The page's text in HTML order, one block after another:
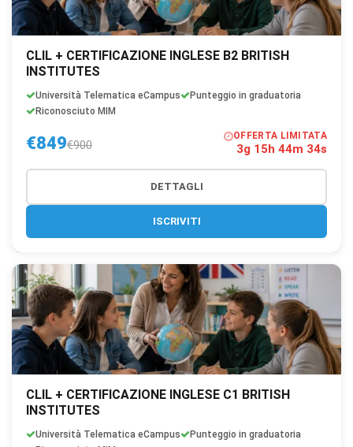
CLIL + CERTIFICAZIONE INGLESE B2 BRITISH
INSTITUTES
Università Telematica eCampus
Punteggio in graduatoria
Riconosciuto MIM
€849€900
OFFERTA LIMITATA
3g 15h 44m 33s
DETTAGLI
ISCRIVITI
CLIL + CERTIFICAZIONE INGLESE C1 BRITISH
INSTITUTES
Università Telematica eCampus
Punteggio in graduatoria